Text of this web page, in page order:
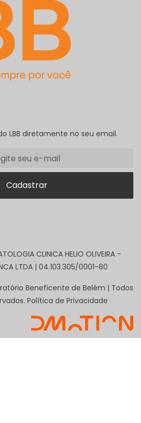
LBB diretamente no seu email.
CLINICA HELIO OLIVEIRA -
LTDA | 04.103.305/0001-80
Beneficente de Belém | Todos
Política de Privacidade